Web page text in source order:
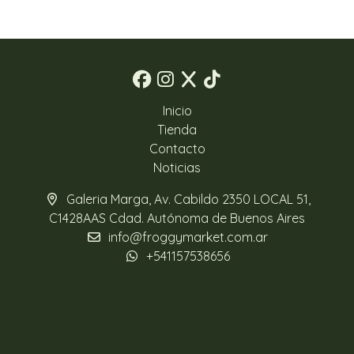
Inicio
Tienda
Contacto
Noticias
Galeria Marga, Av. Cabildo 2350 LOCAL 51,
C1428AAS Cdad. Autónoma de Buenos Aires
info@froggymarket.com.ar
+541157538656